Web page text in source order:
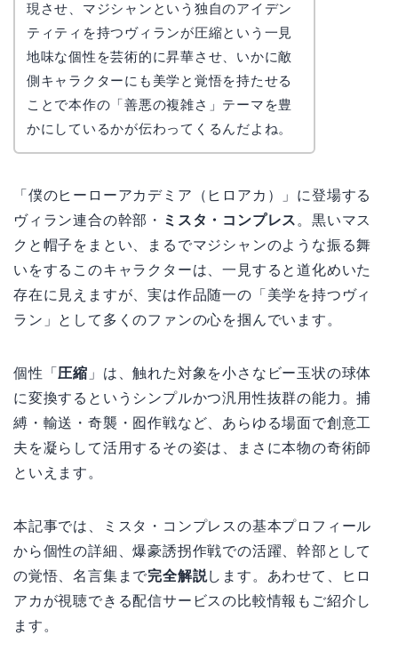
現させ、マジシャンという独自のアイデン
ティティを持つヴィランが圧縮という一見
地味な個性を芸術的に昇華させ、いかに敵
側キャラクターにも美学と覚悟を持たせる
ことで本作の「善悪の複雑さ」テーマを豊
かにしているかが伝わってくるんだよね。
「僕のヒーローアカデミア（ヒロアカ）」に登場する
ヴィラン連合の幹部・ ミスタ・コンプレス 。黒いマス
クと帽子をまとい、まるでマジシャンのような振る舞
いをするこのキャラクターは、一見すると道化めいた
存在に見えますが、実は作品随一の「美学を持つヴィ
ラン」として多くのファンの心を掴んでいます。
個性「 圧縮 」は、触れた対象を小さなビー玉状の球体
に変換するというシンプルかつ汎用性抜群の能力。捕
縛・輸送・奇襲・囮作戦など、あらゆる場面で創意工
夫を凝らして活用するその姿は、まさに本物の奇術師
といえます。
本記事では、ミスタ・コンプレスの基本プロフィール
から個性の詳細、爆豪誘拐作戦での活躍、幹部として
の覚悟、名言集まで完全解説します。あわせて、ヒロ
アカが視聴できる配信サービスの比較情報もご紹介し
ます。